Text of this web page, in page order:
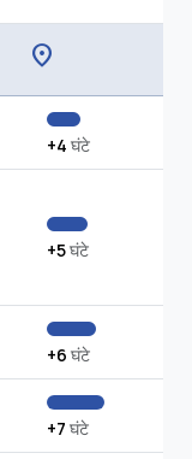
location_on
+4 घंटे
+5घंटे
+6 घंटे
+7 घंटे